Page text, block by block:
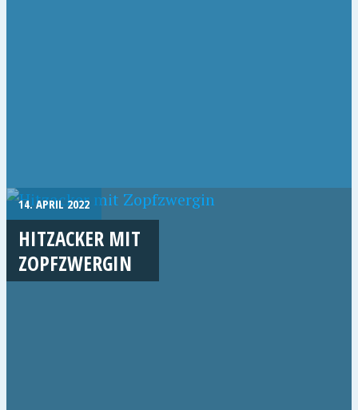
14. APRIL 2022
HITZACKER MIT
ZOPFZWERGIN